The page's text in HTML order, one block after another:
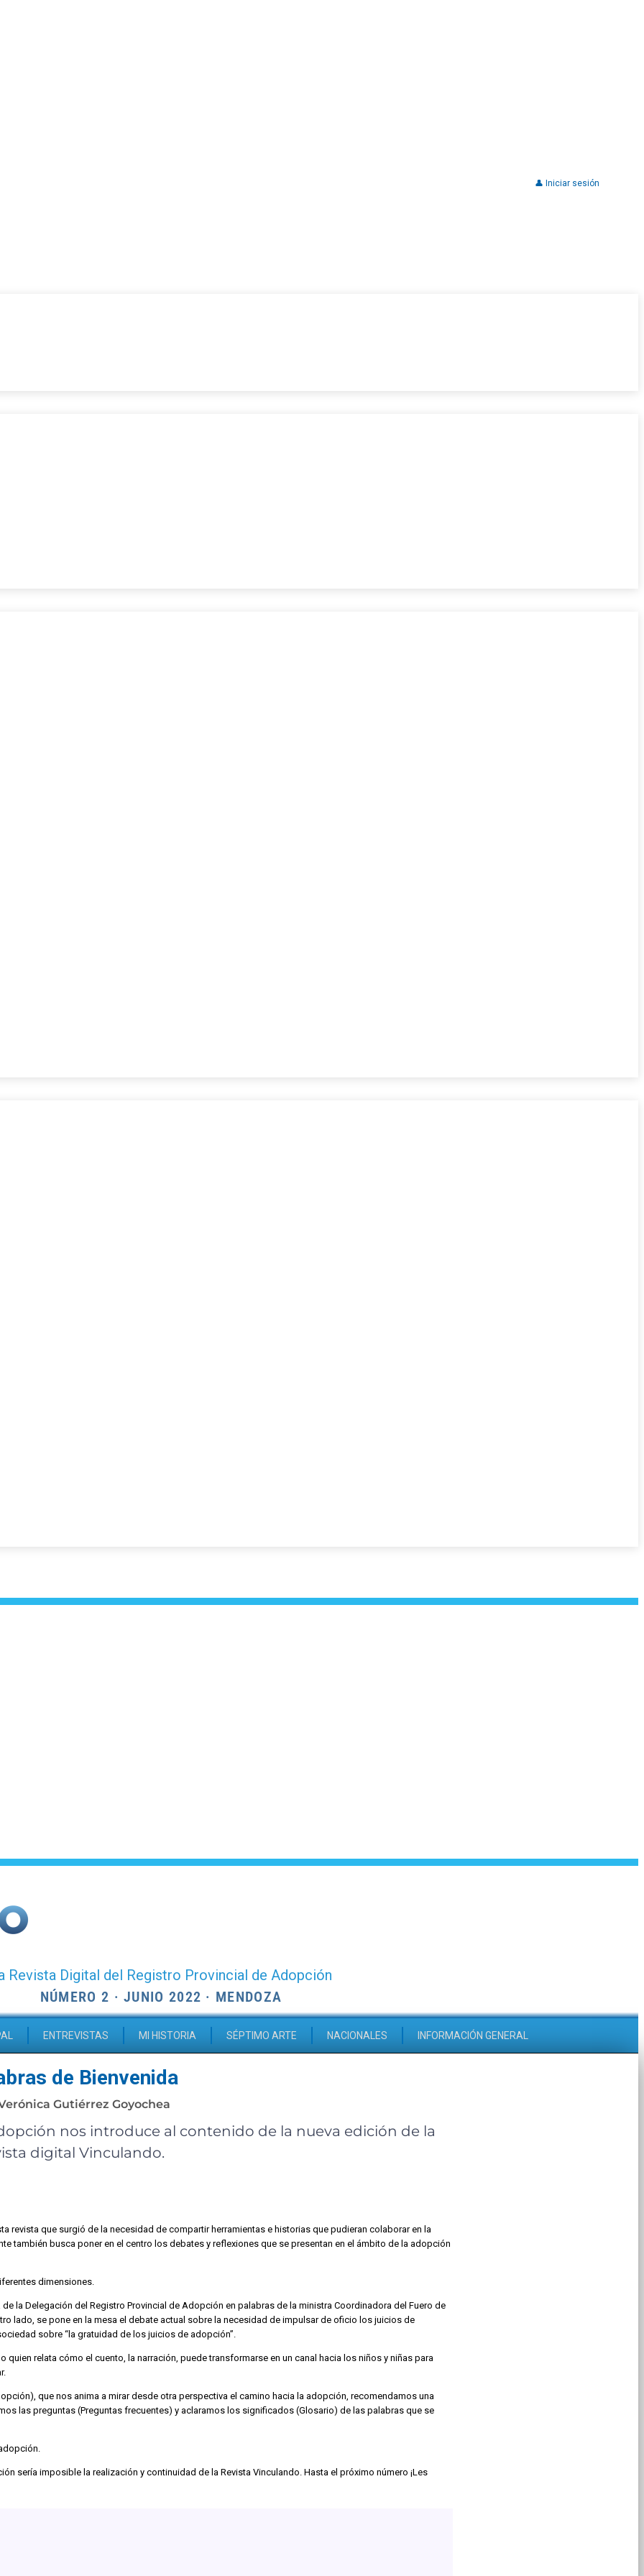
👤 Iniciar sesión
Revista Digital del Registro Provincial de Adopción
NÚMERO 2 · JUNIO 2022 · MENDOZA
ENTREVISTAS MI HISTORIA SÉPTIMO ARTE NACIONALES INFORMACIÓN GENERAL
de Bienvenida
Gutiérrez Goyochea
nos introduce al contenido de la nueva edición de la
digital Vinculando.
revista que surgió de la necesidad de compartir herramientas e historias que pudieran colaborar en la
también busca poner en el centro los debates y reflexiones que se presentan en el ámbito de la adopción
dimensiones.
la Delegación del Registro Provincial de Adopción en palabras de la ministra Coordinadora del Fuero de
lado, se pone en la mesa el debate actual sobre la necesidad de impulsar de oficio los juicios de
sobre “la gratuidad de los juicios de adopción”.
quien relata cómo el cuento, la narración, puede transformarse en un canal hacia los niños y niñas para
que nos anima a mirar desde otra perspectiva el camino hacia la adopción, recomendamos una
las preguntas (Preguntas frecuentes) y aclaramos los significados (Glosario) de las palabras que se
sería imposible la realización y continuidad de la Revista Vinculando. Hasta el próximo número ¡Les